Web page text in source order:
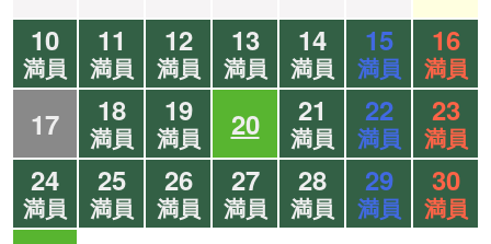
10
満員
11
満員
12
満員
13
満員
14
満員
15
満員
16
満員
17 18
満員
19
満員 20 21
満員
22
満員
23
満員
24
満員
25
満員
26
満員
27
満員
28
満員
29
満員
30
満員